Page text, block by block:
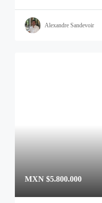
Alexandre Sandevoir
MXN $5.800.000